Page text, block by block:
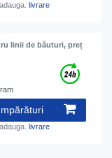
livrare
linii de băuturi, preț
livrare